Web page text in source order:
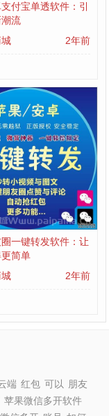
付宝单透软件：引
流
2年前
一键转发软件：让
简单
2年前
端 红包 可以
朋友
苹果微信多开软件